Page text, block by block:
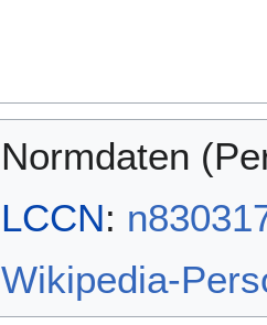
Normdaten
LCCN:
Wikipedia-